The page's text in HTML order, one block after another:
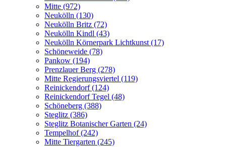
Mitte (972)
Neukölln (130)
Neukölln Britz (72)
Neukölln Kindl (43)
Neukölln Körnerpark Lichtkunst (17)
Schöneweide (78)
Pankow (194)
Prenzlauer Berg (278)
Mitte Regierungsviertel (119)
Reinickendorf (124)
Reinickendorf Tegel (48)
Schöneberg (388)
Steglitz (386)
Steglitz Botanischer Garten (24)
Tempelhof (242)
Mitte Tiergarten (245)